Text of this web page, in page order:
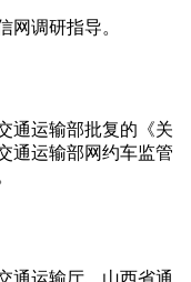
网调研指导。
输部批复的《关
交通运输部网约车监管
通运输厅、山西省通